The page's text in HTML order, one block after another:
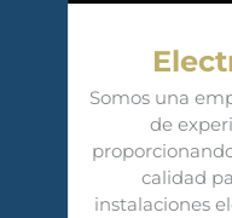
Somos una
de
calidad
instalaciones